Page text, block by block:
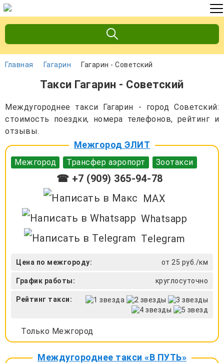
Главная Гагарин Гагарин - Советский
Такси Гагарин - Советский
Междугороднее такси Гагарин - город Советский:
стоимость поездки, номера телефонов, рейтинг и
отзывы.
Межгород ЭЛИТ
Межгород Трансфер аэропорт Зоотакси
☎ +7 (909) 365-94-78
MAX
Whatsapp
Telegram
Цена по межгороду: от 25 руб./км
График работы: круглосуточно
Рейтинг такси:
Только Межгород
Междугороднее такси «В ПУТЬ»